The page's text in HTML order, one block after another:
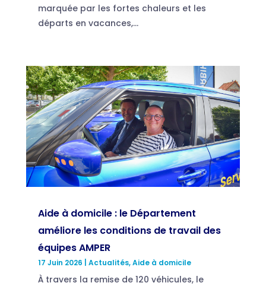
marquée par les fortes chaleurs et les
départs en vacances,...
Aide à domicile : le Département
améliore les conditions de travail des
équipes AMPER
17 Juin 2026 Actualités,Aide à domicile
À travers la remise de 120 véhicules, le